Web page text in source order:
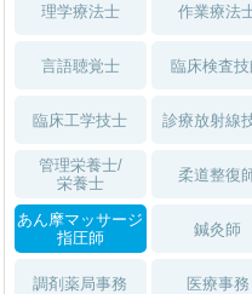
理学療法士 作業療法
言語聴覚士 臨床検査技
臨床工学技士 診療放射線
管理栄養士/
栄養士
柔道整復
あん摩マッサージ
指圧師
鍼灸師
調剤薬局事務 医療事務